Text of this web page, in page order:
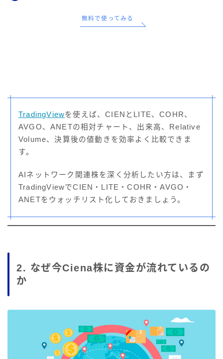
無料で使ってみる
TradingViewを使えば、CIENとLITE、COHR、
AVGO、ANETの相対チャート、出来高、Relative
Volume、決算後の値動きを効率よく比較できま
す。
AIネットワーク関連株を深く分析したい方は、まず
TradingViewでCIEN・LITE・COHR・AVGO・
ANETをウォッチリスト化しておきましょう。
2. なぜ今Ciena株に資金が流れているの
か